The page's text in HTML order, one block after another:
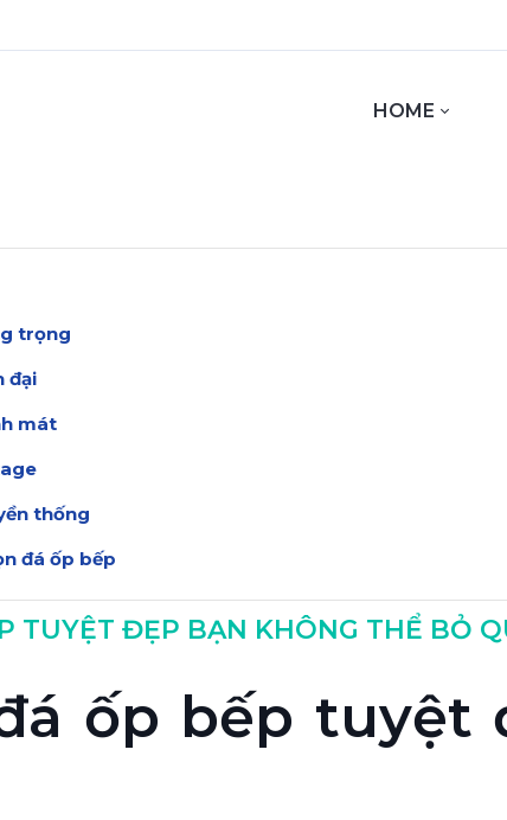
HOME
trọng
đại
mát
thống
đá ốp bếp
TUYỆT ĐẸP BẠN KHÔNG THỂ BỎ
ốp bếp